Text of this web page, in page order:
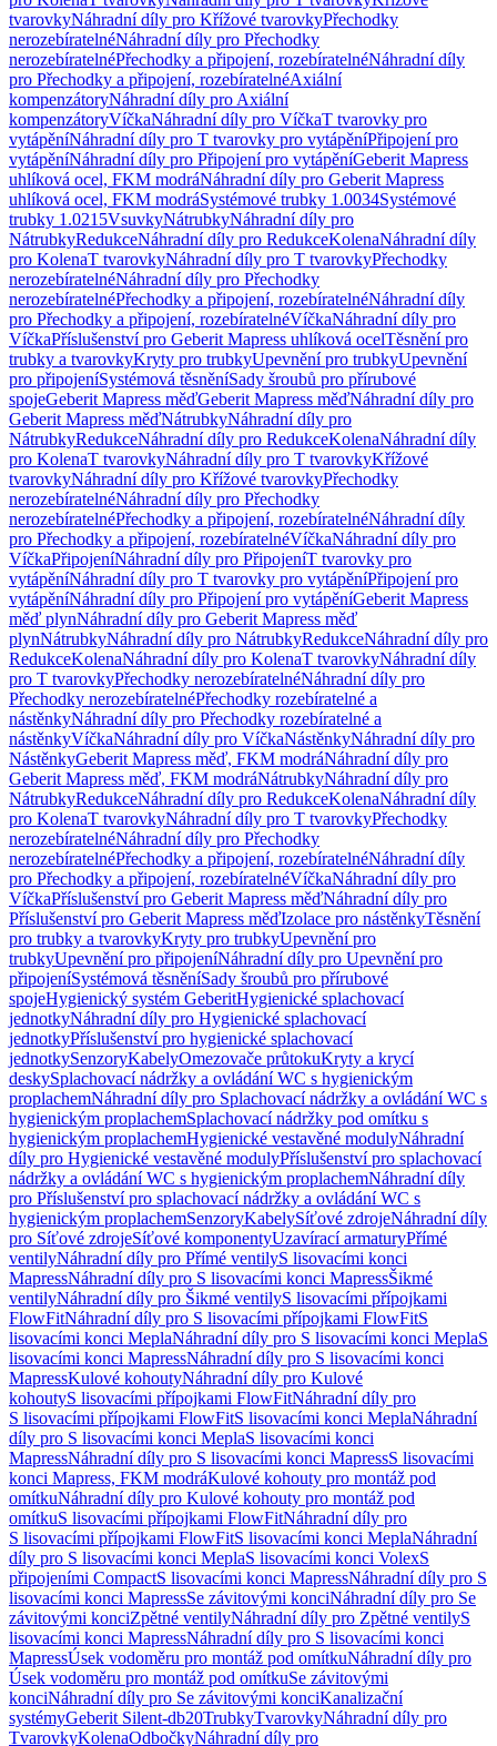
tvarovkyNáhradní díly pro Křížové tvarovkyPřechodky
nerozebíratelnéNáhradní díly pro Přechodky
nerozebíratelnéPřechodky a připojení, rozebíratelnéNáhradní díly
pro Přechodky a připojení, rozebíratelnéAxiální
kompenzátoryNáhradní díly pro Axiální
kompenzátoryVíčkaNáhradní díly pro VíčkaT tvarovky pro
vytápěníNáhradní díly pro T tvarovky pro vytápěníPřipojení pro
vytápěníNáhradní díly pro Připojení pro vytápěníGeberit Mapress
uhlíková ocel, FKM modráNáhradní díly pro Geberit Mapress
uhlíková ocel, FKM modráSystémové trubky 1.0034Systémové
trubky 1.0215VsuvkyNátrubkyNáhradní díly pro
NátrubkyRedukceNáhradní díly pro RedukceKolenaNáhradní díly
pro KolenaT tvarovkyNáhradní díly pro T tvarovkyPřechodky
nerozebíratelnéNáhradní díly pro Přechodky
nerozebíratelnéPřechodky a připojení, rozebíratelnéNáhradní díly
pro Přechodky a připojení, rozebíratelnéVíčkaNáhradní díly pro
VíčkaPříslušenství pro Geberit Mapress uhlíková ocelTěsnění pro
trubky a tvarovkyKryty pro trubkyUpevnění pro trubkyUpevnění
pro připojeníSystémová těsněníSady šroubů pro přírubové
spojeGeberit Mapress měďGeberit Mapress měďNáhradní díly pro
Geberit Mapress měďNátrubkyNáhradní díly pro
NátrubkyRedukceNáhradní díly pro RedukceKolenaNáhradní díly
pro KolenaT tvarovkyNáhradní díly pro T tvarovkyKřížové
tvarovkyNáhradní díly pro Křížové tvarovkyPřechodky
nerozebíratelnéNáhradní díly pro Přechodky
nerozebíratelnéPřechodky a připojení, rozebíratelnéNáhradní díly
pro Přechodky a připojení, rozebíratelnéVíčkaNáhradní díly pro
VíčkaPřipojeníNáhradní díly pro PřipojeníT tvarovky pro
vytápěníNáhradní díly pro T tvarovky pro vytápěníPřipojení pro
vytápěníNáhradní díly pro Připojení pro vytápěníGeberit Mapress
měď plynNáhradní díly pro Geberit Mapress měď
plynNátrubkyNáhradní díly pro NátrubkyRedukceNáhradní díly pro
RedukceKolenaNáhradní díly pro KolenaT tvarovkyNáhradní díly
pro T tvarovkyPřechodky nerozebíratelnéNáhradní díly pro
Přechodky nerozebíratelnéPřechodky rozebíratelné a
nástěnkyNáhradní díly pro Přechodky rozebíratelné a
nástěnkyVíčkaNáhradní díly pro VíčkaNástěnkyNáhradní díly pro
NástěnkyGeberit Mapress měď, FKM modráNáhradní díly pro
Geberit Mapress měď, FKM modráNátrubkyNáhradní díly pro
NátrubkyRedukceNáhradní díly pro RedukceKolenaNáhradní díly
pro KolenaT tvarovkyNáhradní díly pro T tvarovkyPřechodky
nerozebíratelnéNáhradní díly pro Přechodky
nerozebíratelnéPřechodky a připojení, rozebíratelnéNáhradní díly
pro Přechodky a připojení, rozebíratelnéVíčkaNáhradní díly pro
VíčkaPříslušenství pro Geberit Mapress měďNáhradní díly pro
Příslušenství pro Geberit Mapress měďIzolace pro nástěnkyTěsnění
pro trubky a tvarovkyKryty pro trubkyUpevnění pro
trubkyUpevnění pro připojeníNáhradní díly pro Upevnění pro
připojeníSystémová těsněníSady šroubů pro přírubové
spojeHygienický systém GeberitHygienické splachovací
jednotkyNáhradní díly pro Hygienické splachovací
jednotkyPříslušenství pro hygienické splachovací
jednotkySenzoryKabelyOmezovače průtokuKryty a krycí
deskySplachovací nádržky a ovládání WC s hygienickým
proplachemNáhradní díly pro Splachovací nádržky a ovládání WC s
hygienickým proplachemSplachovací nádržky pod omítku s
hygienickým proplachemHygienické vestavěné modulyNáhradní
díly pro Hygienické vestavěné modulyPříslušenství pro splachovací
nádržky a ovládání WC s hygienickým proplachemNáhradní díly
pro Příslušenství pro splachovací nádržky a ovládání WC s
hygienickým proplachemSenzoryKabelySíťové zdrojeNáhradní díly
pro Síťové zdrojeSíťové komponentyUzavírací armaturyPřímé
ventilyNáhradní díly pro Přímé ventilyS lisovacími konci
MapressNáhradní díly pro S lisovacími konci MapressŠikmé
ventilyNáhradní díly pro Šikmé ventilyS lisovacími přípojkami
FlowFitNáhradní díly pro S lisovacími přípojkami FlowFitS
lisovacími konci MeplaNáhradní díly pro S lisovacími konci MeplaS
lisovacími konci MapressNáhradní díly pro S lisovacími konci
MapressKulové kohoutyNáhradní díly pro Kulové
kohoutyS lisovacími přípojkami FlowFitNáhradní díly pro
S lisovacími přípojkami FlowFitS lisovacími konci MeplaNáhradní
díly pro S lisovacími konci MeplaS lisovacími konci
MapressNáhradní díly pro S lisovacími konci MapressS lisovacími
konci Mapress, FKM modráKulové kohouty pro montáž pod
omítkuNáhradní díly pro Kulové kohouty pro montáž pod
omítkuS lisovacími přípojkami FlowFitNáhradní díly pro
S lisovacími přípojkami FlowFitS lisovacími konci MeplaNáhradní
díly pro S lisovacími konci MeplaS lisovacími konci VolexS
připojeními CompactS lisovacími konci MapressNáhradní díly pro S
lisovacími konci MapressSe závitovými konciNáhradní díly pro Se
závitovými konciZpětné ventilyNáhradní díly pro Zpětné ventilyS
lisovacími konci MapressNáhradní díly pro S lisovacími konci
MapressÚsek vodoměru pro montáž pod omítkuNáhradní díly pro
Úsek vodoměru pro montáž pod omítkuSe závitovými
konciNáhradní díly pro Se závitovými konciKanalizační
systémyGeberit Silent-db20TrubkyTvarovkyNáhradní díly pro
TvarovkyKolenaOdbočkyNáhradní díly pro